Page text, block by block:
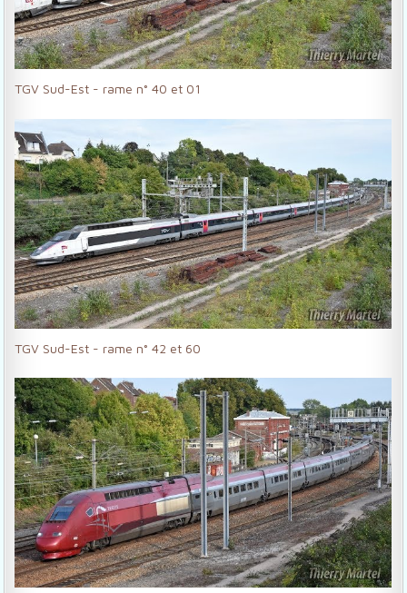
TGV Sud-Est - rame n° 40 et 01
TGV Sud-Est - rame n° 42 et 60